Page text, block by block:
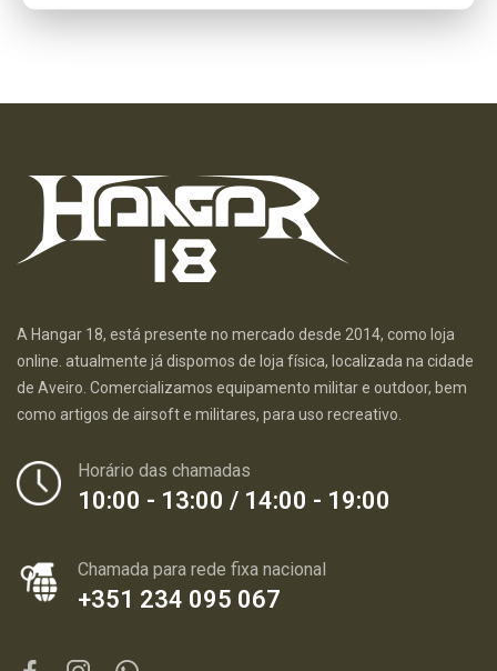
A Hangar 18, está presente no mercado desde 2014, como loja
online. atualmente já dispomos de loja física, localizada na cidade
de Aveiro. Comercializamos equipamento militar e outdoor, bem
como artigos de airsoft e militares, para uso recreativo.
Horário das chamadas
10:00 - 13:00 / 14:00 - 19:00
Chamada para rede fixa nacional
+351 234 095 067